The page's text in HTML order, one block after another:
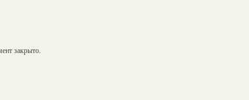
закрыто.